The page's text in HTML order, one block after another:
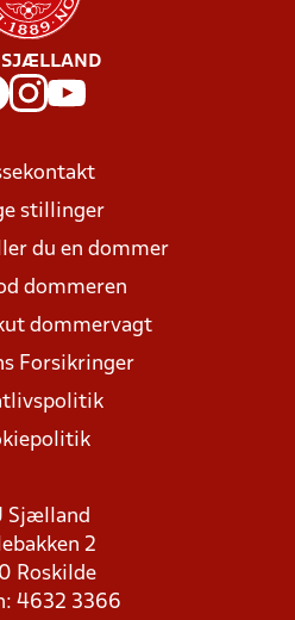
SJÆLLAND
stillinger
du en dommer
dommeren
dommervagt
Forsikringer
Sjælland
2
Roskilde
4632 3366